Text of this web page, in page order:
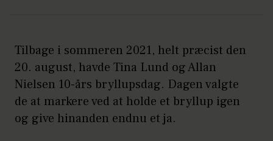
Tilbage i sommeren 2021, helt præcist den
20. august, havde Tina Lund og Allan
Nielsen 10-års bryllupsdag. Dagen valgte
de at markere ved at holde et bryllup igen
og give hinanden endnu et ja.